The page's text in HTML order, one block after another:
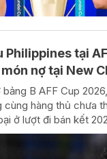
Philippines tại
nợ tại New
B AFF Cup
hàng thủ chưa
ở lượt đi bán kết